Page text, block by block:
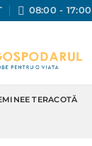
08:00 - 17:00
TERACOTĂ